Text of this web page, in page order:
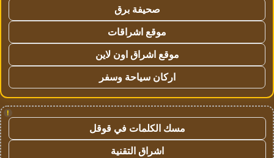
صحيفة برق
موقع اشراقات
موقع اشراق اون لاين
اركان سياحة وسفر
!
مسك الكلمات في قوقل
اشراق التقنية